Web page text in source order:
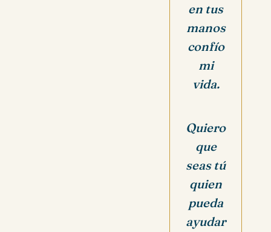
en tus
manos
confío
mi
vida.
Quiero
que
seas tú
quien
pueda
ayudar